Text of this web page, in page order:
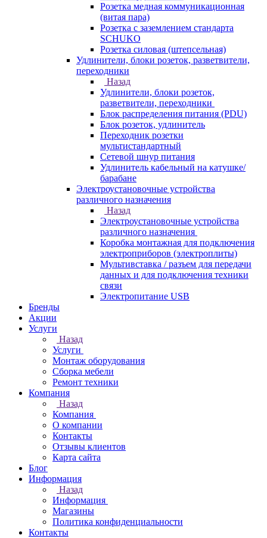
Розетка медная коммуникационная
(витая пара)
Розетка с заземлением стандарта
SCHUKO
Розетка силовая (штепсельная)
Удлинители, блоки розеток, разветвители,
переходники
Назад
Удлинители, блоки розеток,
разветвители, переходники
Блок распределения питания (PDU)
Блок розеток, удлинитель
Переходник розетки
мультистандартный
Сетевой шнур питания
Удлинитель кабельный на катушке/
барабане
Электроустановочные устройства
различного назначения
Назад
Электроустановочные устройства
различного назначения
Коробка монтажная для подключения
электроприборов (электроплиты)
Мультивставка / разъем для передачи
данных и для подключения техники
связи
Электропитание USB
Бренды
Акции
Услуги
Назад
Услуги
Монтаж оборудования
Сборка мебели
Ремонт техники
Компания
Назад
Компания
О компании
Контакты
Отзывы клиентов
Карта сайта
Блог
Информация
Назад
Информация
Магазины
Политика конфиденциальности
Контакты